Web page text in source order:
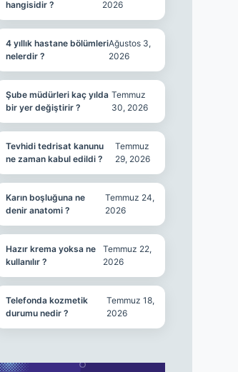
hangisidir ?
2026
4 yıllık hastane bölümleri
nelerdir ?
Ağustos 3,
2026
Şube müdürleri kaç yılda
bir yer değiştirir ?
Temmuz
30, 2026
Tevhidi tedrisat kanunu
ne zaman kabul edildi ?
Temmuz
29, 2026
Karın boşluğuna ne
denir anatomi ?
Temmuz 24,
2026
Hazır krema yoksa ne
kullanılır ?
Temmuz 22,
2026
Telefonda kozmetik
durumu nedir ?
Temmuz 18,
2026